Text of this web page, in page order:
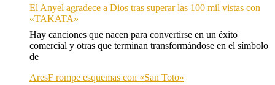
El Anyel agradece a Dios tras superar las 100 mil vistas con
«TAKATA»
Hay canciones que nacen para convertirse en un éxito
comercial y otras que terminan transformándose en el símbolo
de
AresF rompe esquemas con «San Toto»